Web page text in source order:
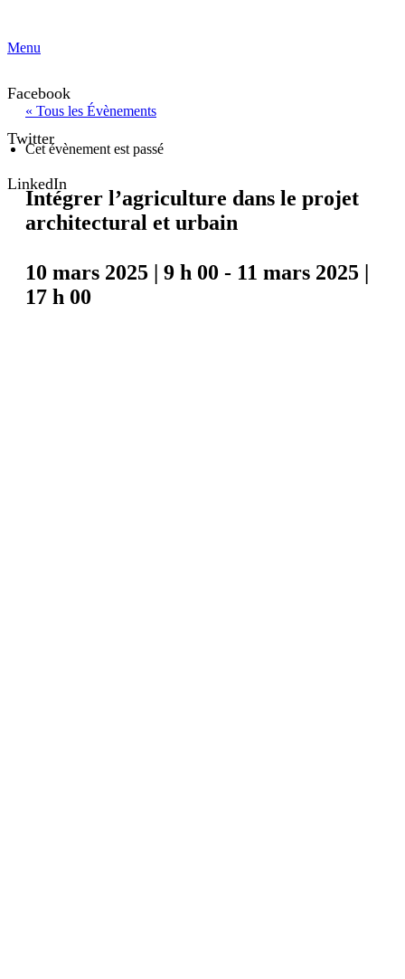
Menu
Facebook
Twitter
LinkedIn
« Tous les Évènements
Cet évènement est passé
Intégrer l’agriculture dans le projet
architectural et urbain
10 mars 2025 | 9 h 00 - 11 mars 2025 |
17 h 00